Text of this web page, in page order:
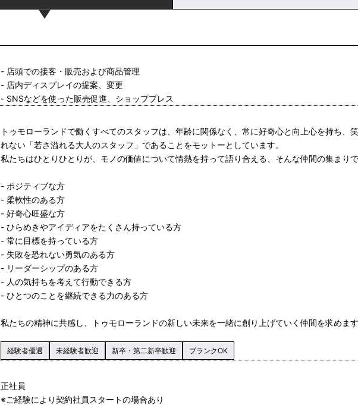
- 店頭での接客・販売および商品管理
- 店内ディスプレイの提案、変更
- SNSなどを使った販売促進、ショッププレス
トゥモローランドで働くすべてのスタッフは、年齢に関係なく、常に好奇心と向上心を持ち、
れない「若さ溢れる大人のスタッフ」であることをモットーとしています。
私たちはひとりひとりが、モノの価値について情熱を持って語り合える、そんな仲間の集まりで
- ポジティブな方
- 柔軟性のある方
- 好奇心旺盛な方
- ひらめきやアイディアをたくさん持っている方
- 常に目標を持っている方
- 失敗を恐れない勇気のある方
- リーダーシップのある方
- 人の気持ちを考えて行動できる方
- ひとつのことを継続できる力のある方
私たちの精神に共感し、トゥモローランドの新しい未来を一緒に創り上げていく仲間を求めます
経験者優遇 未経験者歓迎 新卒・第二新卒歓迎 ブランクOK
正社員
※ご経験により契約社員スタートの場合あり